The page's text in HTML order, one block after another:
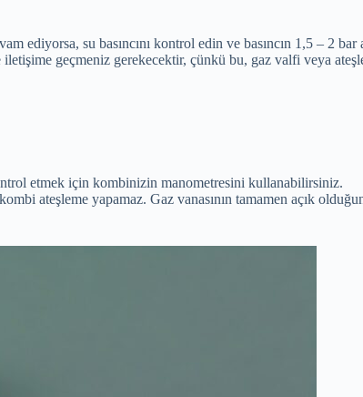
ediyorsa, su basıncını kontrol edin ve basıncın 1,5 – 2
geçmeniz gerekecektir, çünkü bu, gaz valfi veya
etmek için kombinizin manometresini kullanabilirsiniz.
ateşleme yapamaz. Gaz vanasının tamamen açık